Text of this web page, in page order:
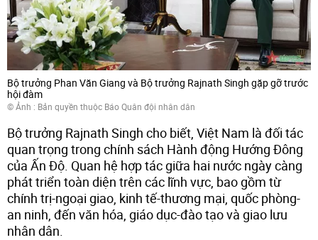
Bộ trưởng Phan Văn Giang và Bộ trưởng Rajnath Singh gặp gỡ trước
hội đàm
© Ảnh : Bản quyền thuộc Báo Quân đội nhân dân
Bộ trưởng Rajnath Singh cho biết, Việt Nam là đối tác
quan trọng trong chính sách Hành động Hướng Đông
của Ấn Độ. Quan hệ hợp tác giữa hai nước ngày càng
phát triển toàn diện trên các lĩnh vực, bao gồm từ
chính trị-ngoại giao, kinh tế-thương mại, quốc phòng-
an ninh, đến văn hóa, giáo dục-đào tạo và giao lưu
nhân dân.